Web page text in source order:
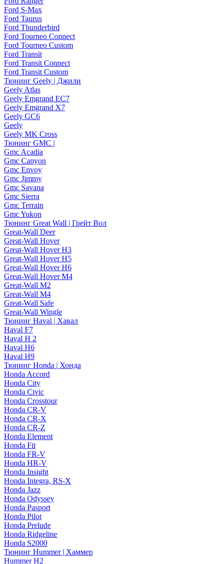
Ford S-Max
Ford Taurus
Ford Thunderbird
Ford Tourneo Connect
Ford Tourneo Custom
Ford Transit
Ford Transit Connect
Ford Transit Custom
Тюнинг Geely | Джили
Geely Atlas
Geely Emgrand EC7
Geely Emgrand X7
Geely GC6
Geely
Geely MK Cross
Тюнинг GMC |
Gmc Acadia
Gmc Canyon
Gmc Envoy
Gmc Jimmy
Gmc Savana
Gmc Sierra
Gmc Terrain
Gmc Yukon
Тюнинг Great Wall | Грейт Вол
Great-Wall Deer
Great-Wall Hover
Great-Wall Hover H3
Great-Wall Hover H5
Great-Wall Hover H6
Great-Wall Hover M4
Great-Wall M2
Great-Wall M4
Great-Wall Safe
Great-Wall Wingle
Тюнинг Haval | Хавал
Haval F7
Haval H 2
Haval H6
Haval H9
Тюнинг Honda | Хонда
Honda Accord
Honda City
Honda Civic
Honda Crosstour
Honda CR-V
Honda CR-X
Honda CR-Z
Honda Element
Honda Fit
Honda FR-V
Honda HR-V
Honda Insight
Honda Integra, RS-X
Honda Jazz
Honda Odyssey
Honda Pasport
Honda Pilot
Honda Prelude
Honda Ridgeline
Honda S2000
Тюнинг Hummer | Хаммер
Hummer H2